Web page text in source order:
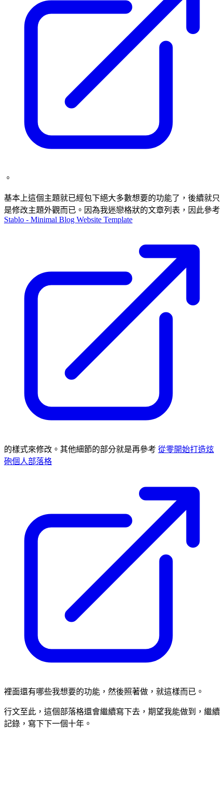
。
基本上這個主題就已經包下絕大多數想要的功能了，後續就只
是修改主題外觀而已。因為我迷戀格狀的文章列表，因此參考
Stablo - Minimal Blog Website Template
的樣式來修改。其他細節的部分就是再參考 從零開始打造炫
砲個人部落格
裡面還有哪些我想要的功能，然後照著做，就這樣而已。
行文至此，這個部落格還會繼續寫下去，期望我能做到，繼續
記錄，寫下下一個十年。